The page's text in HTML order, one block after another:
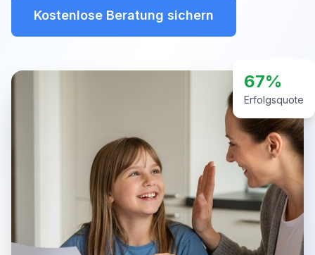
Kostenlose Beratung sichern
67%
Erfolgsquote